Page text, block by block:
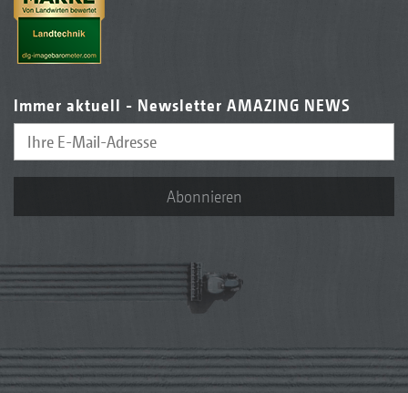
Immer aktuell - Newsletter AMAZING NEWS
Abonnieren